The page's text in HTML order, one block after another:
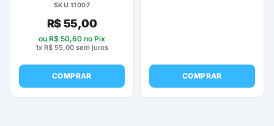
SKU 11007
R$55,00
ou R$ 50,60 no Pix
1x R$ 55,00 sem juros
COMPRAR COMPRAR